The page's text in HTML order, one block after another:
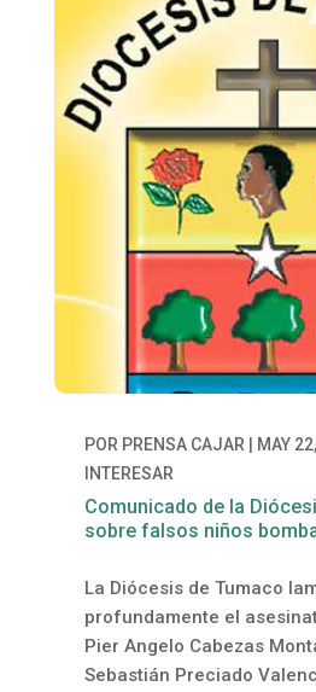
POR PRENSA CAJAR MAY
INTERESAR
Comunicado de la
sobre falsos niños
La Diócesis de Tumaco
profundamente el
Pier Angelo Cabezas
Sebastián Preciado